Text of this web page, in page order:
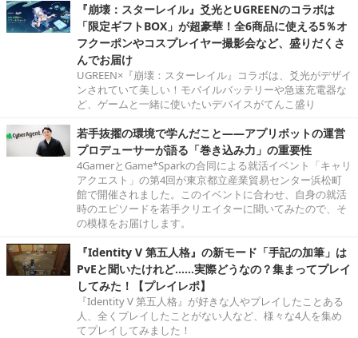
『崩壊：スターレイル』爻光とUGREENのコラボは
「限定ギフトBOX」が超豪華！全6商品に使える5％オ
フクーポンやコスプレイヤー撮影会など、盛りだくさ
んでお届け
UGREEN×『崩壊：スターレイル』コラボは、爻光がデザイ
ンされていて美しい！モバイルバッテリーや急速充電器な
ど、ゲームと一緒に使いたいデバイスがてんこ盛り
若手抜擢の環境で学んだこと――アプリボットの運営
プロデューサーが語る「巻き込み力」の重要性
4GamerとGame*Sparkの合同による就活イベント「キャリ
アクエスト」の第4回が東京都立産業貿易センター浜松町
館で開催されました。このイベントに合わせ、自身の就活
時のエピソードを若手クリエイターに聞いてみたので、そ
の模様をお届けします。
『Identity V 第五人格』の新モード「手記の加筆」は
PvEと聞いたけれど……実際どうなの？集まってプレイ
してみた！【プレイレポ】
『Identity V 第五人格』が好きな人やプレイしたことある
人、全くプレイしたことがない人など、様々な4人を集め
てプレイしてみました！